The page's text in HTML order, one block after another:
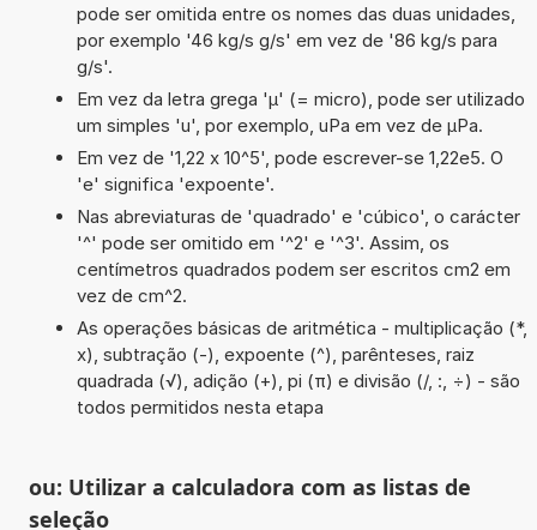
pode ser omitida entre os nomes das duas unidades,
por exemplo '46 kg/s g/s' em vez de '86 kg/s para
g/s'.
Em vez da letra grega 'µ' (= micro), pode ser utilizado
um simples 'u', por exemplo, uPa em vez de µPa.
Em vez de '1,22 x 10^5', pode escrever-se 1,22e5. O
'e' significa 'expoente'.
Nas abreviaturas de 'quadrado' e 'cúbico', o carácter
'^' pode ser omitido em '^2' e '^3'. Assim, os
centímetros quadrados podem ser escritos cm2 em
vez de cm^2.
As operações básicas de aritmética - multiplicação (*,
x), subtração (-), expoente (^), parênteses, raiz
quadrada (√), adição (+), pi (π) e divisão (/, :, ÷) - são
todos permitidos nesta etapa
ou: Utilizar a calculadora com as listas de
seleção